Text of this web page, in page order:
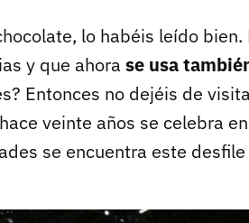
lo habéis leído
y que ahora se usa
Entonces no dejéis de
veinte años se celebra
se encuentra este